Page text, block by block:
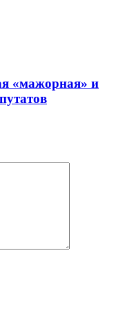
«мажорная» и